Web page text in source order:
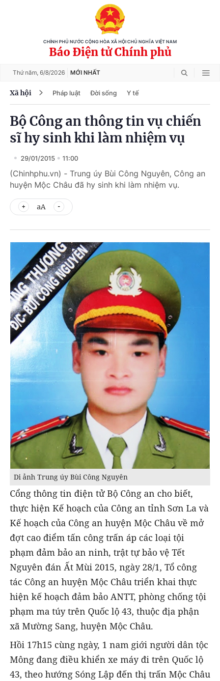
CHÍNH PHỦ NƯỚC CỘNG HÒA XÃ HỘI CHỦ NGHĨA VIỆT NAM
Báo Điện tử Chính phủ
Thứ năm, 6/8/2026 MỚI NHẤT
Xã hội Pháp luật Đời sống Y tế
Bộ Công an thông tin vụ chiến
sĩ hy sinh khi làm nhiệm vụ
29/01/2015 11:00
(Chinhphu.vn) - Trung úy Bùi Công Nguyên, Công an
huyện Mộc Châu đã hy sinh khi làm nhiệm vụ.
aA
Di ảnh Trung úy Bùi Công Nguyên
Cổng thông tin điện tử Bộ Công an cho biết,
thực hiện Kế hoạch của Công an tỉnh Sơn La và
Kế hoạch của Công an huyện Mộc Châu về mở
đợt cao điểm tấn công trấn áp các loại tội
phạm đảm bảo an ninh, trật tự bảo vệ Tết
Nguyên đán Ất Mùi 2015, ngày 28/1, Tổ công
tác Công an huyện Mộc Châu triển khai thực
hiện kế hoạch đảm bảo ANTT, phòng chống tội
phạm ma túy trên Quốc lộ 43, thuộc địa phận
xã Mường Sang, huyện Mộc Châu.
Hồi 17h15 cùng ngày, 1 nam giới người dân tộc
Mông đang điều khiển xe máy đi trên Quốc lộ
43, theo hướng Sóng Lập đến thị trấn Mộc Châu